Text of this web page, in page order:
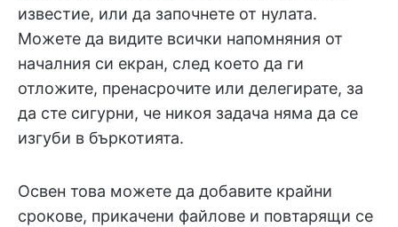
известие, или да започнете от нулата.
Можете да видите всички напомняния от
началния си екран, след което да ги
отложите, пренасрочите или делегирате, за
да сте сигурни, че никоя задача няма да се
изгуби в бъркотията.
Освен това можете да добавите крайни
срокове, прикачени файлове и повтарящи се